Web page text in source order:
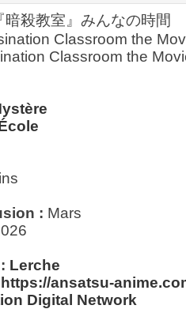
暗殺教室』みんなの時間
Classroom the
Classroom the
: Mars
Lerche
https://ansatsu-
Digital Network